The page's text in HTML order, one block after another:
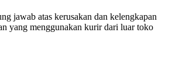
jawab atas kerusakan dan kelengkapan
yang menggunakan kurir dari luar toko